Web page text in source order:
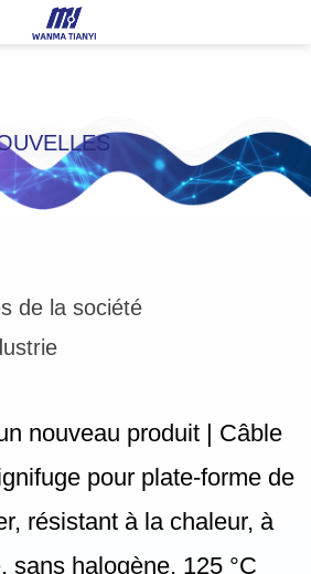
de la société
nouveau produit | Câble
pour plate-forme de
résistant à la chaleur, à
sans halogène, 125 °C